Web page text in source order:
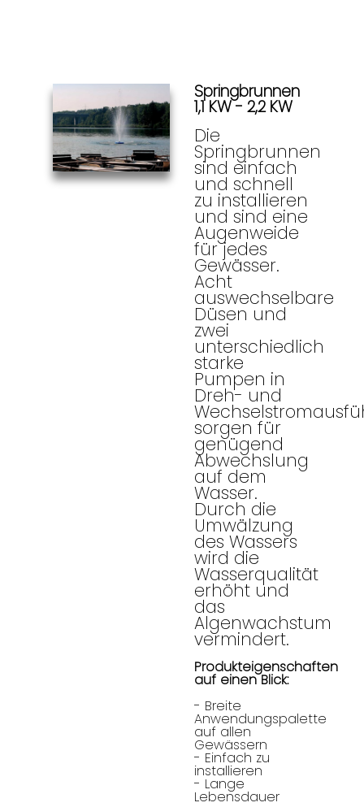
Springbrunnen
1,1 KW - 2,2 KW
Die
Springbrunnen
sind einfach
und schnell
zu installieren
und sind eine
Augenweide
für jedes
Gewässer.
Acht
auswechselbare
Düsen und
zwei
unterschiedlich
starke
Pumpen in
Dreh- und
sorgen für
genügend
Abwechslung
auf dem
Wasser.
Durch die
Umwälzung
des Wassers
wird die
Wasserqualität
erhöht und
das
Algenwachstum
vermindert.
Produkteigenschaften
auf einen Blick:
- Breite
Anwendungspalette
auf allen
Gewässern
- Einfach zu
installieren
- Lange
Lebensdauer